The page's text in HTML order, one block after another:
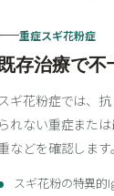
重症スギ花粉症
既存治療で
スギ花粉症では、
られない重症また
などを確認します。
スギ花粉の特異的